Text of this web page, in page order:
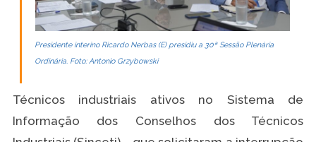
Presidente interino Ricardo Nerbas (E) presidiu a 30ª Sessão Plenária
Ordinária. Foto: Antonio Grzybowski
Técnicos industriais ativos no Sistema de
Informação dos Conselhos dos Técnicos